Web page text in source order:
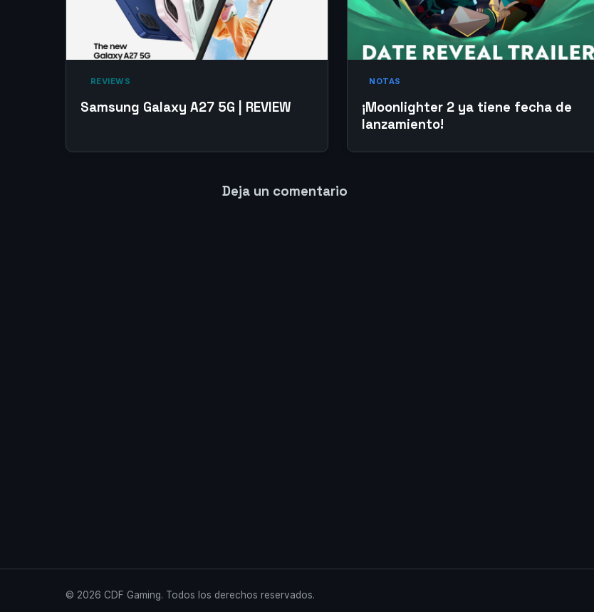
‎ REVIEWS‎
Samsung Galaxy A27 5G | REVIEW
NOTAS
¡Moonlighter 2 ya tiene fecha de
lanzamiento!
Deja un comentario
© 2026 CDF Gaming. Todos los derechos reservados.